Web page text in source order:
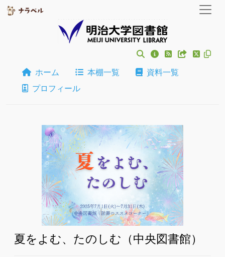
ホーム 本棚一覧
資料一覧
プロフィール
夏をよむ、たのしむ（中央図書館）